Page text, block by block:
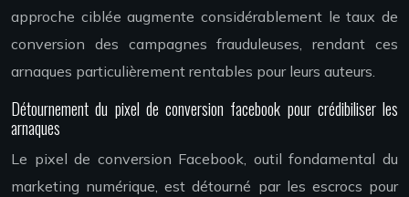
approche ciblée augmente considérablement le taux de
conversion des campagnes frauduleuses, rendant ces
arnaques particulièrement rentables pour leurs auteurs.
Détournement du pixel de conversion facebook pour crédibiliser les
arnaques
Le pixel de conversion Facebook, outil fondamental du
marketing numérique, est détourné par les escrocs pour